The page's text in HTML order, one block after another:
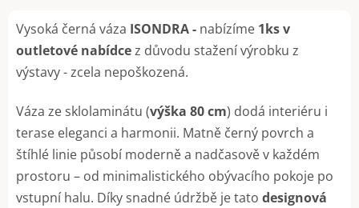
Vysoká černá váza ISONDRA - nabízíme 1ks v
outletové nabídcez důvodu stažení výrobku z
výstavy - zcela nepoškozená.
Váza ze sklolaminátu (výška 80 cm) dodá interiéru i
terase eleganci a harmonii. Matně černý povrch a
štíhlé linie působí moderně a nadčasově v každém
prostoru – od minimalistického obývacího pokoje po
vstupní halu. Díky snadné údržbě je tato designová